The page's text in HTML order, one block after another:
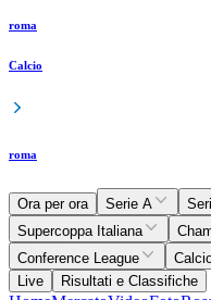
roma
Calcio
roma
Ora per ora Serie A
Supercoppa Italiana
Conference League
Live
Risultati e Classifiche